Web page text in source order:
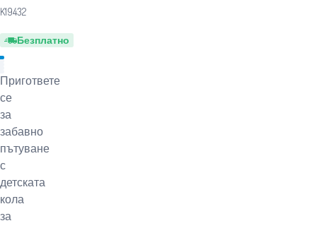
Безплатно
K19432
Пригответе
се
за
забавно
пътуване
с
детската
кола
за